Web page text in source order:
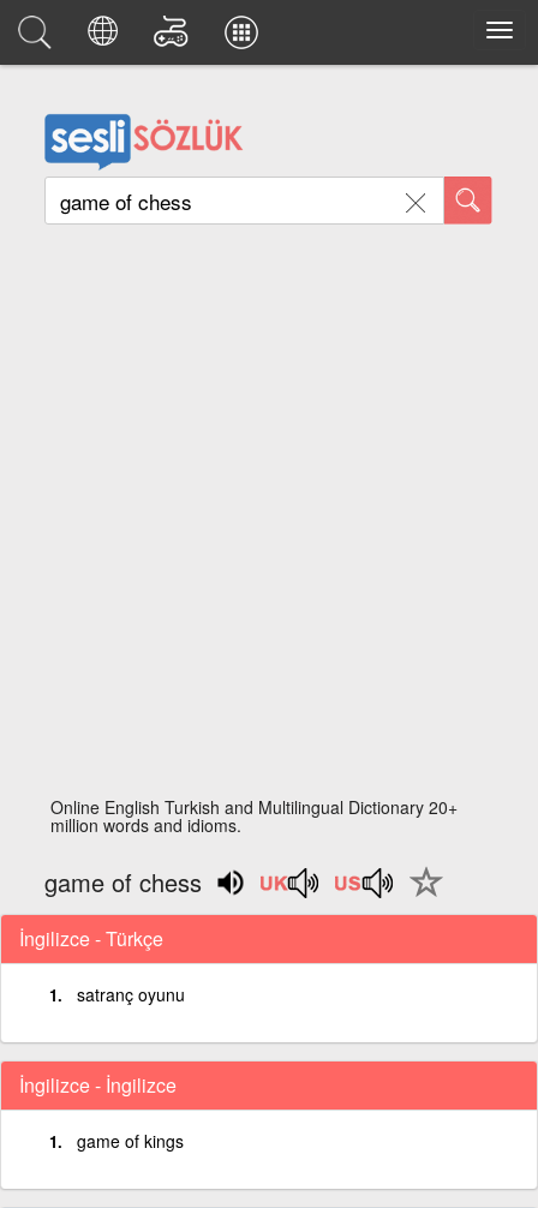
Online English Turkish and Multilingual Dictionary 20+
million words and idioms.
game of chess
İngilizce - Türkçe
satranç oyunu
İngilizce - İngilizce
game of kings